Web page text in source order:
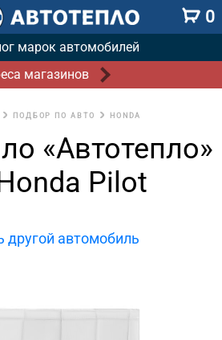
0
марок автомобилей
магазинов
ПОДБОР ПО АВТО HONDA
«Автотепло»
Pilot
другой автомобиль